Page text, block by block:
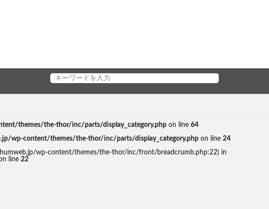
themes/the-thor/inc/parts/display_category.php on line 64
wp-content/themes/the-thor/inc/parts/display_category.php on line 24
wp-content/themes/the-thor/inc/front/breadcrumb.php:22) in
line 22